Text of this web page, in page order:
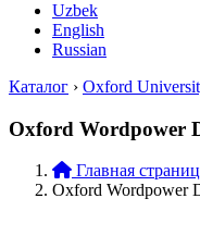
Uzbek
English
Russian
Каталог › Oxford
Oxford Wordpower
Главная
Oxford Wordpower